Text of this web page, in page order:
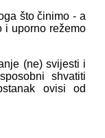
što činimo - a
i uporno režemo
(ne) svijesti i
shvatiti
ovisi od